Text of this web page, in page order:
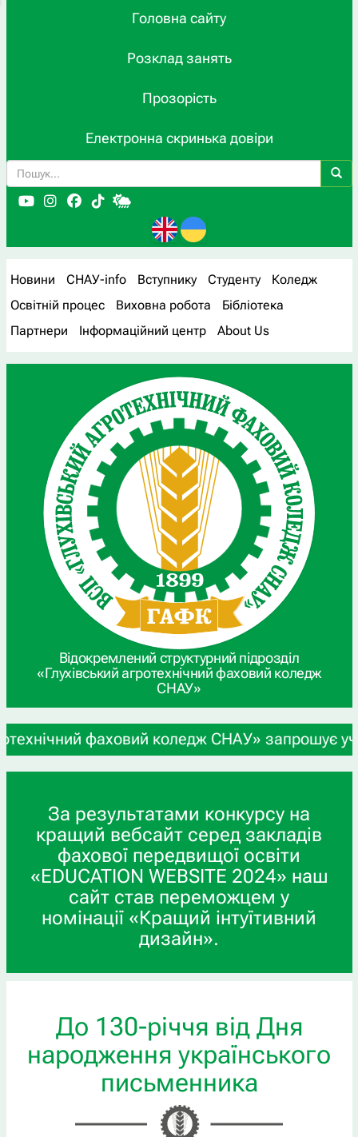
Головна сайту
Розклад занять
Прозорість
Електронна скринька довіри
Новини СНАУ-info Вступнику Студенту
Коледж
Освітній процес
Виховна робота
Бібліотека
Партнери
Інформаційний центр About Us
Відокремлений структурний підрозділ
«Глухівський агротехнічний фаховий коледж
СНАУ»
фаховий коледж СНАУ» запрошує учнів
За результатами конкурсу на
кращий вебсайт серед закладів
фахової передвищої освіти
«EDUCATION WEBSITE 2024» наш
сайт став переможцем у
номінації «Кращий інтуїтивний
дизайн».
До 130-річчя від Дня
народження українського
письменника